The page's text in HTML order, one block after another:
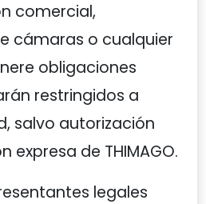
comercial,
cámaras o cualquier
obligaciones
restringidos a
salvo autorización
expresa de THIMAGO.
legales